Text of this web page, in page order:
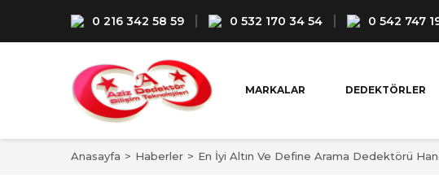
0 216 342 58 59 0 532 170 34 54 0 542 747
MARKALAR DEDEKTÖRLER
Anasayfa Haberler En İyi Altın Ve Define Arama Dedektörü